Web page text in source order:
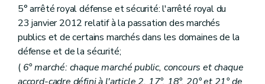
Chapitre 3 Dispositions propres aux marchés de travaux
Section 1
Dispositions communes à tous les marchés de travaux
Art. 74
Art. 75
Art. 76
Art. 77
Art. 78
5° arrêté royal défense et sécurité: l'arrêté royal du
23 janvier 2012 relatif à la passation des marchés
publics et de certains marchés dans les domaines de la
défense et de la sécurité;
( 6° marché: chaque marché public, concours et chaque